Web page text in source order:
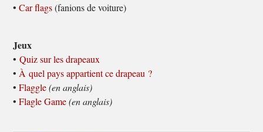
•Car flags(fanions de voiture)
Jeux
•Quiz sur les drapeaux
• À quel pays appartient ce drapeau ?
•Flaggle (en anglais)
•Flagle Game (en anglais)